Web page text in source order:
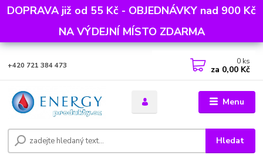
DOPRAVA již od 55 Kč - OBJEDNÁVKY nad 900 Kč
NA VÝDEJNÍ MÍSTO ZDARMA
Menu
Hledat
+420 721 384 473 0 ks
za 0,00 Kč